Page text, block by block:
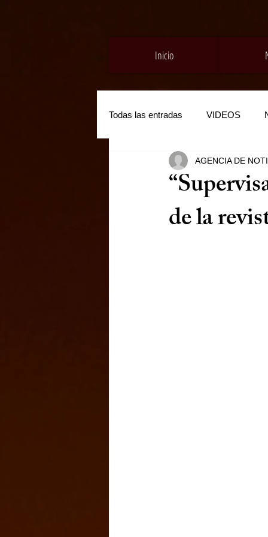
Inicio
Todas las entradas VIDEOS
de la
AGENCIA DE